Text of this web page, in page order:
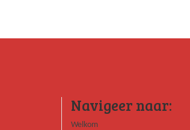
Navigeer naar:
Welkom